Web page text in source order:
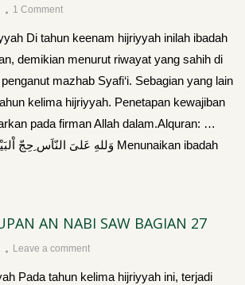
1 Comment
Di tahun keenam hijriyyah inilah ibadah
demikian menurut riwayat yang sahih di
mazhab Syafi‘i. Sebagian yang lain
kelima hijriyyah. Penetapan kewajiban
pada firman Allah dalam.Alquran: …
AN NABI SAW BAGIAN 27
Leave a comment
Pada tahun kelima hijriyyah ini, terjadi